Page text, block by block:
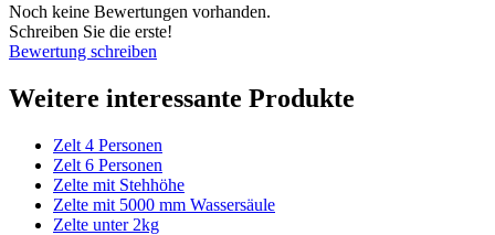
Noch keine Bewertungen vorhanden.
Schreiben Sie die erste!
Bewertung schreiben
Weitere interessante Produkte
Zelt 4 Personen
Zelt 6 Personen
Zelte mit Stehhöhe
Zelte mit 5000 mm Wassersäule
Zelte unter 2kg